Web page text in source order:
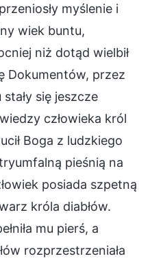
myślenie i
wiek buntu,
niż dotąd wielbił
Dokumentów, przez
się jeszcze
człowieka król
Boga z ludzkiego
pieśnią na
posiada szpetną
króla diabłów.
mu pierś, a
rozprzestrzeniała